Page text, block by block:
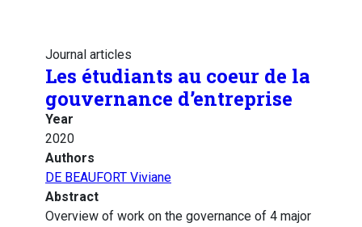
Journal articles
Les étudiants au coeur de la
gouvernance d’entreprise
Year
2020
Authors
DE BEAUFORT Viviane
Abstract
Overview of work on the governance of 4 major